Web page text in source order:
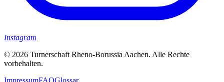
Instagram
© 2026 Turnerschaft Rheno-Borussia Aachen. Alle Rechte
vorbehalten.